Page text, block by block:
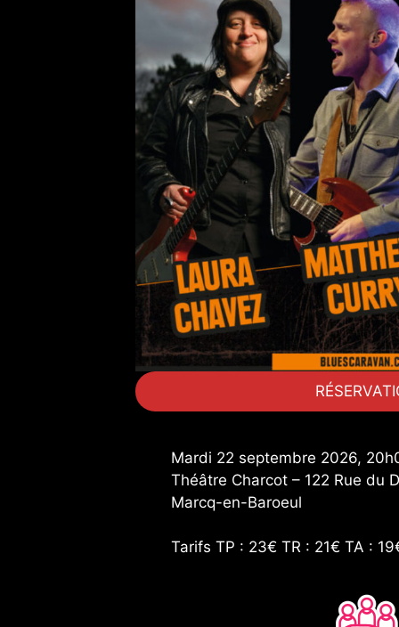
Mardi 22 septembre 2026,
Théâtre Charcot – 122 Rue du
Marcq-en-Baroeul
Tarifs TP : 23€ TR : 21€ TA :